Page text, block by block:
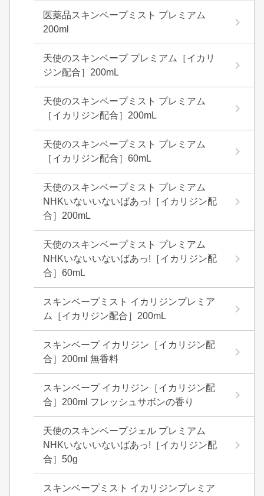
医薬品スキンベープミスト プレミアム
200ml
天使のスキンベープ プレミアム［イカリ
ジン配合］200mL
天使のスキンベープミスト プレミアム
［イカリジン配合］200mL
天使のスキンベープミスト プレミアム
［イカリジン配合］60mL
天使のスキンベープミスト プレミアム
NHKいないいないばあっ!［イカリジン配
合］200mL
天使のスキンベープミスト プレミアム
NHKいないいないばあっ!［イカリジン配
合］60mL
スキンベープミスト イカリジンプレミア
ム［イカリジン配合］200mL
スキンベープ イカリジン［イカリジン配
合］200ml 無香料
スキンベープ イカリジン［イカリジン配
合］200ml フレッシュサボンの香り
天使のスキンベープジェル プレミアム
NHKいないいないばあっ!［イカリジン配
合］50g
スキンベープミスト イカリジンプレミア